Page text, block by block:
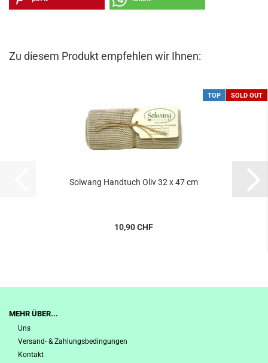
Zu diesem Produkt empfehlen wir Ihnen:
TOP SOLD OUT
Solwang Handtuch Oliv 32 x 47 cm
10,90 CHF
MEHR ÜBER...
Uns
Versand- & Zahlungsbedingungen
Kontakt